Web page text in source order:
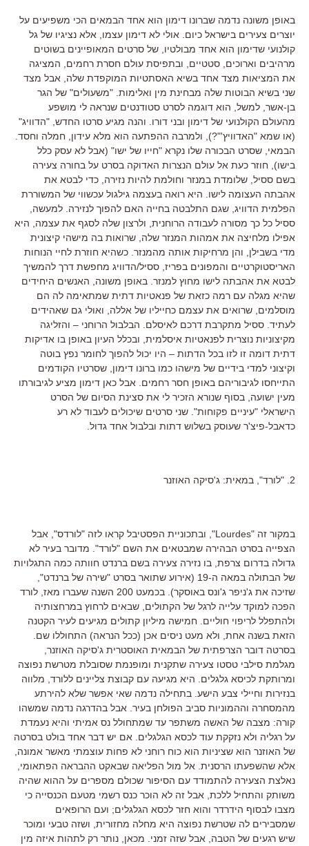
באופן משונה נדמה שברונו דימון הוא אחד הבמאים הכי משפיעים על
יוצרים צעירים בישראל כיום. אולי לא דימון עצמו, אלא נציגיו של גל
קולנועי שדימון הוא אחד מבולטיו, של סרטים המאופיינים בשוטים
מרהיבים וארוכים, סטטיים, ובתפיסת עולם חסרת רחמים, המציגה
את המציאות מצד אחד בשיא האסתטיות המוקפדת שלה, אבל מצד
שני בשיא הבוטות שלה מבחינת מין ואלימות. "משעולים" של הגר
בן-אשר, למשל, הוא דוגמה לסרט סטודנטים שנראה לי מושפע
מהעולם הקולנועי של דימון ובני דורו. והנה מגיע סרטו החדש, "הדוויג"
(או שמא "האדוויץ'"?), ולמרבה ההפתעה הוא מלא עידון, חמלה וחסד.
הבמאי, שסרט הבכורה שלו נקרא "חייו של ישו" (אבל לא עסק כלל
בישו), חוזר כעת אל עולם הנצרות האדוקה בסרט על בחורה צעירה
בשם ססיל, שלומדת במנזר וחולמת להיות נזירה, כדי לבטא את
אהבתה העצומה לישו. היא רואה בעצמה גילגול עכשווי של המשוררת
הפלמית הדוויג, שגם התלבטה בחייה האם להפוך לנזירה. למעשה,
ססיל כל כך מסורה לעבודה הרוחנית, ולרצון שלה לסגף את עצמה, היא
אפילו מלחיצה את אמהות המנזר שלה, שרואות בה מישהי קיצונית
מדי בשבילן, והן מרחיקות אותה מהמנזר. כשהיא חוזרת לחיי הנוחות
האריסטוקרטיים והמפונים בפריז, ססיל/הדוויג מחפשת דרך להמשיך
לבטא את אהבתה לישו מחוץ למנזר. באופן משונה, האנשים היחידים
שהיא מגלה עם רמה כזאת של פנאטיות דתית שמתאימה לה הם
מוסלמים, שרואים את עצמם כחייליו של אללה, ואולי גם שאהידים
לעתיד. ססיל מתקרבת דרכם לאיסלם. הבלבול הרוחני – והזליגה
מקיצוניות נוצרית לפנאטיות איסלמית, ובכלל העיון באופן בו אדיקות
דתית דומה זו לזו בכל הדתות – היו יכול להפוך לחומר נפץ בוטה
וקיצוני למדי בידיים של מישהו כמו ברונו דימון, שסרטיו הקודמים
התייחסו לגיבוריהם באופן חסר רחמים. אבל כאן דימון מציע לגיבורתו
מעין ישועה, בסוף שנורא הזכיר לי את סצינת הסיום של הסרט
הישראלי "עיניים פקוחות". שני סרטים שיכולים לעבוד לא רע
כדאבל-פיצ'ר שעוסק בשלוש דתות ובלבול אחד גדול.
2. "לורד", במאית: ג'סיקה האוזנר
במקור זה "Lourdes", ובתכוניית הפסטיבל קראו לזה "לורדס", אבל
הצפייה בסרט הבהירה שמבטאים את השם "לורד". מדובר בעיר לא
גדולה בדרום צרפת, בו נזירה צעירה בשם ברנדט חוותה כמה התגלויות
של הבתולה במאה ה-19 (אירוע שתואר בסרט "שירה של ברנדט",
שזיכה את ג'ניפר ג'ונס באוסקר). בכמעט 200 השנה שעברו מאז, לורד
הפכה למוקד עלייה לרגל של הקתולים, שבאים לרחוץ במרחצותיה
ולהתפלל לריפוי חוליים. חמישה מיליון קתולים מגיעים לעיר הקטנה
הזאת בשנה אחת, ולא מעט ניסים אכן (ככל הנראה) התחוללו שם.
בסרטה דובר הצרפתית של הבמאית האוסטרית ג'סיקה האוזנר,
מגלמת סילבי טסטו צעירה שתקנית ומופנמת שסובלת מטרשת נפוצה
ומרותקת לכיסא גלגלים. היא מגיעה עם קבוצת צליינים ללורד, מלווה
בנזירות וחיילי צבע הישע. בתחילה נדמה שאי אפשר שלא להירתע
מהמסחרה וההמוניות סביב הפולחן בעיר. אבל בהדרגה נדמה שמשהו
קורה: מצבה של האשה משתפר עד שמתחולל נס אמיתי והיא נעמדת
על רגליה ולא נזקקת עוד לכסא הגלגלים. אם יש דבר אחד בולט בסרטה
של האוזנר הוא שציניות הוא כוח רוחני לא פחות עוצמתי מאשר אמונה,
אלא שהשפעתו הרסנית. אל מול הפליאה שבאקט ההבראה הפתאומי,
נאלצת הצעירה להתמודד עם הסיפור שכולם מספרים על ההוא שהיה
משותק והתחיל ללכת, אבל זה לא הוכר כנס רשמי מטעם הכנסייה כי
מצבו לבסוף הידרדר והוא חזר לכסא הגלגלים; ועם הרופאים
שמסבירים לה שטרשת נפוצה היא מחלה מחזורית, ושזה טבעי ומוכר
שיש רגעים של הטבה, אבל שזה זמני. מכאן, נותר רק לתהות איזה מין